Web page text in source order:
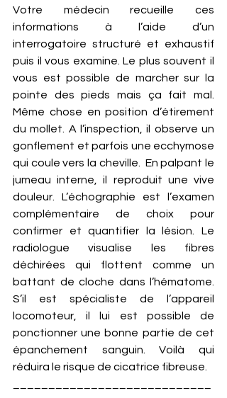
Votre médecin recueille ces
informations à l’aide d’un
interrogatoire structuré et exhaustif
puis il vous examine. Le plus souvent il
vous est possible de marcher sur la
pointe des pieds mais ça fait mal.
Même chose en position d’étirement
du mollet. A l’inspection, il observe un
gonflement et parfois une ecchymose
qui coule vers la cheville.  En palpant le
jumeau interne, il reproduit une vive
douleur. L’échographie est l’examen
complémentaire de choix pour
confirmer et quantifier la lésion. Le
radiologue visualise les fibres
déchirées qui flottent comme un
battant de cloche dans l’hématome.
S’il est spécialiste de l’appareil
locomoteur, il lui est possible de
ponctionner une bonne partie de cet
épanchement sanguin. Voilà qui
réduira le risque de cicatrice fibreuse.